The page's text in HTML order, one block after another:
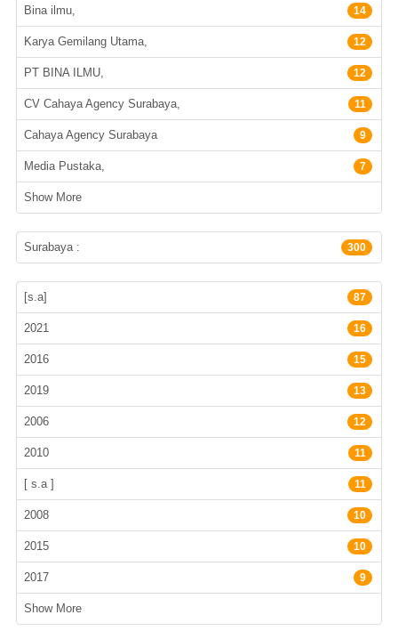
Bina ilmu, 14
Karya Gemilang Utama, 12
PT BINA ILMU, 12
CV Cahaya Agency Surabaya, 11
Cahaya Agency Surabaya 9
Media Pustaka, 7
Show More
Lokasi Terbitan
Surabaya : 300
Tahun Terbit
[s.a] 87
2021 16
2016 15
2019 13
2006 12
2010 11
[ s.a ] 11
2008 10
2015 10
2017 9
Show More